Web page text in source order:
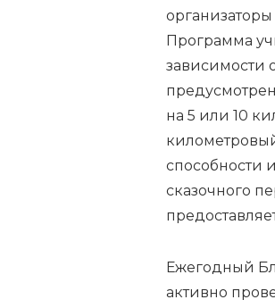
Программа
зависимости
на 5 или 10
способности
сказочного
Ежегодный
активно